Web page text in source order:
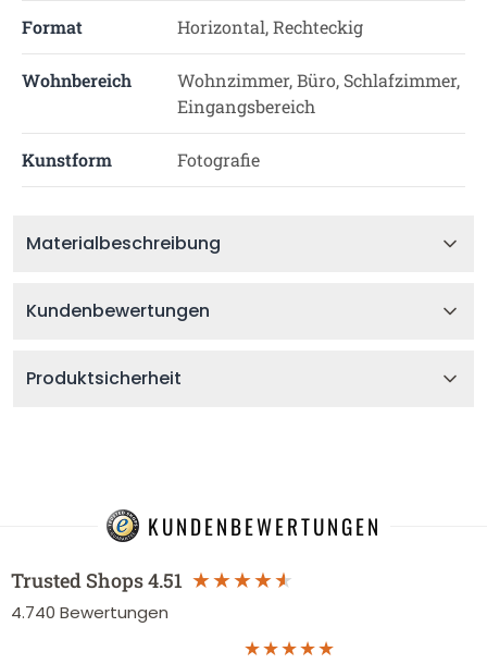
Format Horizontal, Rechteckig
Wohnbereich
Wohnzimmer, Büro, Schlafzimmer,
Eingangsbereich
Kunstform Fotografie
Materialbeschreibung
Kundenbewertungen
Produktsicherheit
KUNDENBEWERTUNGEN
Trusted Shops4.51
4.740 Bewertungen